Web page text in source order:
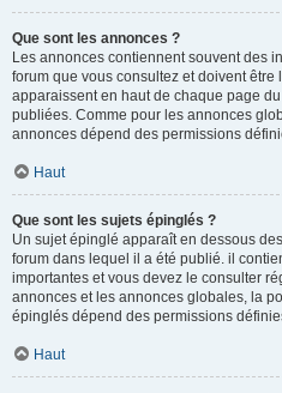
Que sont les annonces ?
Les annonces contiennent souvent des
forum que vous consultez et doivent
apparaissent en haut de chaque page
publiées. Comme pour les annonces
annonces dépend des permissions
Haut
Que sont les sujets épinglés ?
Un sujet épinglé apparaît en dessous
forum dans lequel il a été publié. il
importantes et vous devez le consulter
annonces et les annonces globales, la
épinglés dépend des permissions
Haut